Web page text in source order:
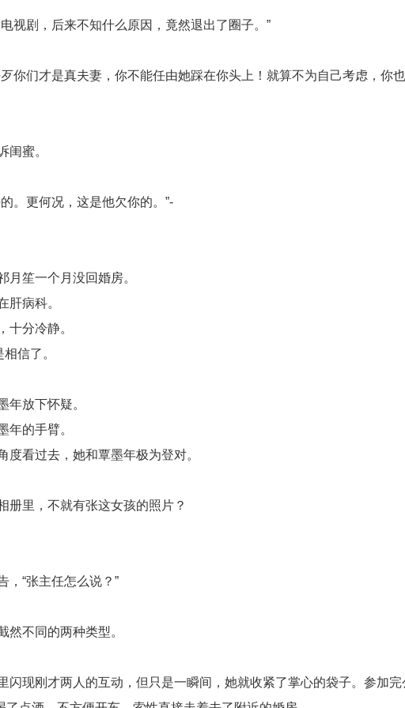
视剧，后来不知什么原因，竟然退出了圈子。”
你们才是真夫妻，你不能任由她踩在你头上！就算不为自己考虑，你
闺蜜。
。更何况，这是他欠你的。”-
月笙一个月没回婚房。
肝病科。
十分冷静。
信了。
年放下怀疑。
年的手臂。
看过去，她和覃墨年极为登对。
册里，不就有张这女孩的照片？
，“张主任怎么说？”
然不同的两种类型。
闪现刚才两人的互动，但只是一瞬间，她就收紧了掌心的袋子。参加完